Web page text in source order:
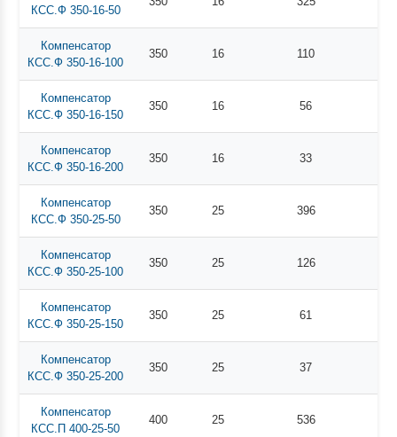
КСС.Ф 350-16-50
Компенсатор
КСС.Ф 350-16-100
350 16 110
Компенсатор
КСС.Ф 350-16-150
350 16 56
Компенсатор
КСС.Ф 350-16-200
350 16 33
Компенсатор
КСС.Ф 350-25-50
350 25 396
Компенсатор
КСС.Ф 350-25-100
350 25 126
Компенсатор
КСС.Ф 350-25-150
350 25 61
Компенсатор
КСС.Ф 350-25-200
350 25 37
Компенсатор
КСС.П 400-25-50
400 25 536